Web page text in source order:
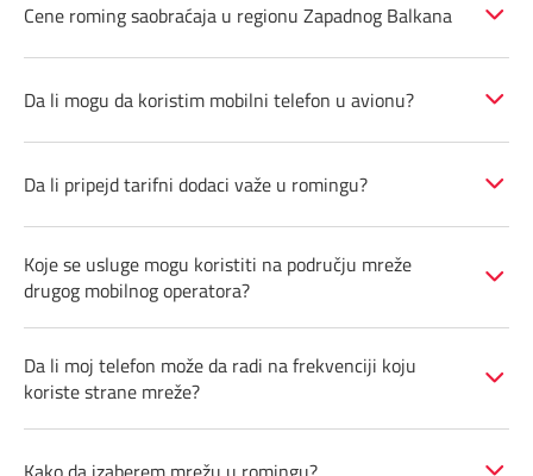
Pokrivenost mreže
Mapa brzina
Prilagođeno tebi
Putuj pametnije
Cene roming saobraćaja u regionu Zapadnog Balkana
Da li mogu da koristim mobilni telefon u avionu?
Da li pripejd tarifni dodaci važe u romingu?
Koje se usluge mogu koristiti na području mreže
drugog mobilnog operatora?
Da li moj telefon može da radi na frekvenciji koju
koriste strane mreže?